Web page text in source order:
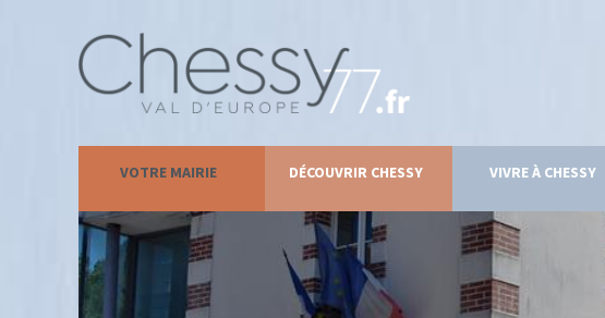
VOTRE MAIRIE DÉCOUVRIR CHESSY VIVRE À CHESSY